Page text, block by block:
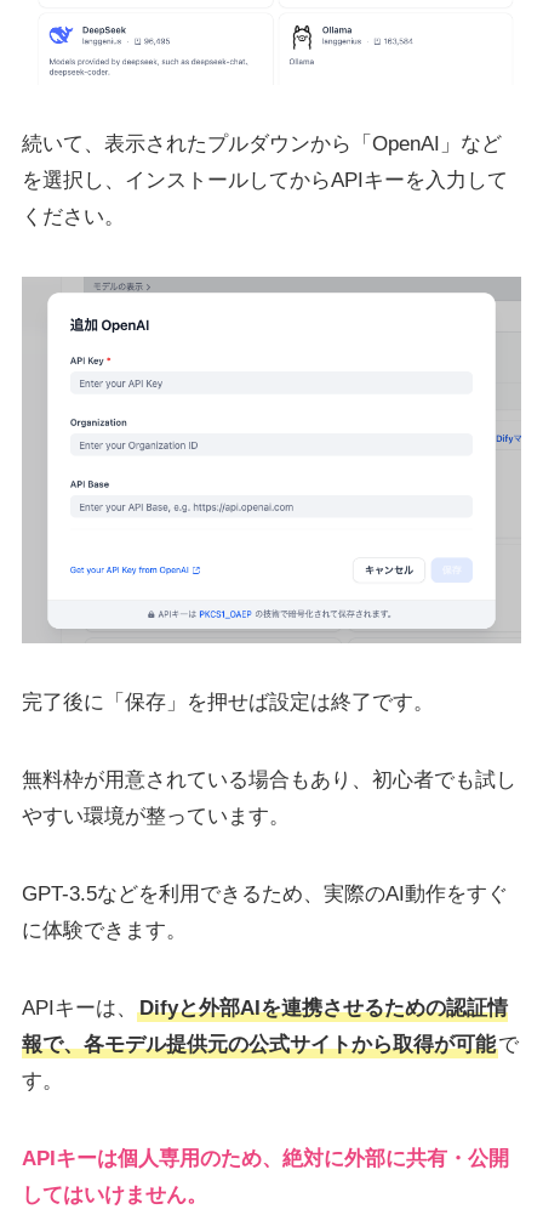
続いて、表示されたプルダウンから「OpenAI」など
を選択し、インストールしてからAPIキーを入力して
ください。
完了後に「保存」を押せば設定は終了です。
無料枠が用意されている場合もあり、初心者でも試し
やすい環境が整っています。
GPT-3.5などを利用できるため、実際のAI動作をすぐ
に体験できます。
APIキーは、
Difyと外部AIを連携させるための認証情
報で、各モデル提供元の公式サイトから取得が可能で
す。
APIキーは個人専用のため、絶対に外部に共有・公開
してはいけません。